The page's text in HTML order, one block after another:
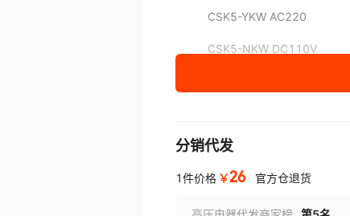
CSK5-YKW AC220
CSK5-NKW DC110V
分销代发
1件价格 ￥26 官方仓退货